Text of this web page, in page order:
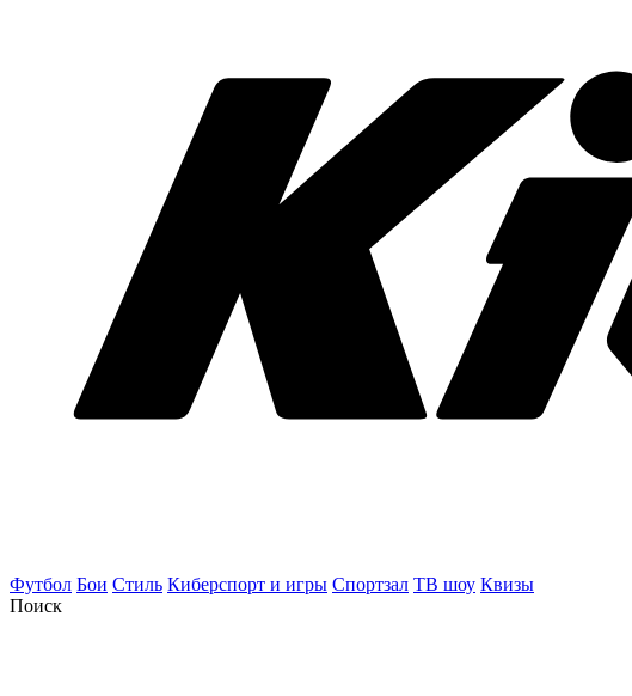
Футбол Бои Стиль Киберспорт и игры Спортзал ТВ шоу Квизы
Поиск